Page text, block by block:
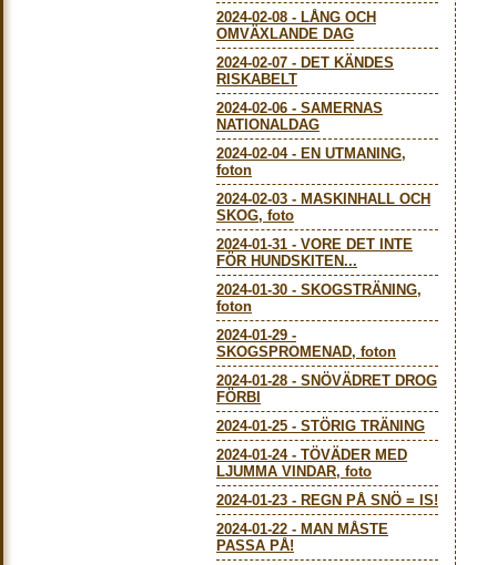
2024-02-08 - LÅNG OCH
OMVÄXLANDE DAG
2024-02-07 - DET KÄNDES
RISKABELT
2024-02-06 - SAMERNAS
NATIONALDAG
2024-02-04- EN UTMANING,
foton
2024-02-03 - MASKINHALL OCH
SKOG, foto
2024-01-31 - VORE DET INTE
FÖR HUNDSKITEN...
2024-01-30 - SKOGSTRÄNING,
foton
2024-01-29 -
SKOGSPROMENAD, foton
2024-01-28 - SNÖVÄDRET DROG
FÖRBI
2024-01-25 - STÖRIG TRÄNING
2024-01-24- TÖVÄDER MED
LJUMMA VINDAR, foto
2024-01-23 - REGN PÅ SNÖ = IS!
2024-01-22 - MAN MÅSTE
PASSA PÅ!